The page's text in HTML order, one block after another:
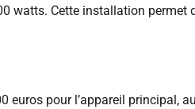
watts. Cette installation permet
pour l’appareil principal,